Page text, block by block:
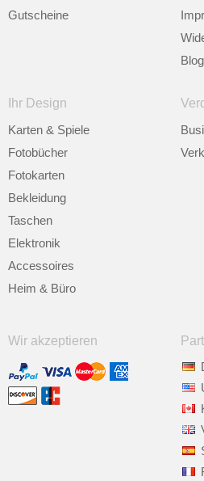
Gutscheine
Blog
Ihr Design
Karten & Spiele
Fotobücher
Fotokarten
Bekleidung
Taschen
Elektronik
Accessoires
Heim & Büro
Wir akzeptieren